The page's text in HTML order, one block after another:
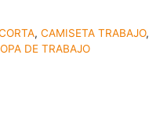
, CAMISETA TRABAJO,
DE TRABAJO